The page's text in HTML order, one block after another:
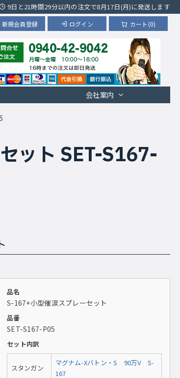
9日と21時間29分以内の注文で8月17日(月)に発送します
カート(0)
ログイン
新規会員登録
会社案内
ット SET-S167-
品名
S-167+小型催涙スプレーセット
品番
SET-S167-P05
セット内訳
スタンガン
マグナム-Xバトン・S 90万V S-
167